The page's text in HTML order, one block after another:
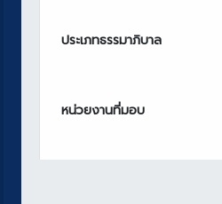
ประเภทธรรมาภิบาล
หน่วยงานที่มอบ